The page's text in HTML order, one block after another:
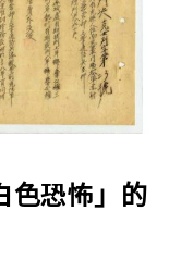
色恐怖」的